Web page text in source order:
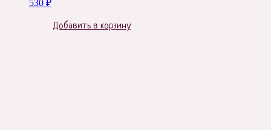
530 ₽
Добавить в корзину